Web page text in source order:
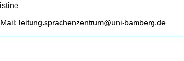
leitung.sprachenzentrum@uni-bamberg.de